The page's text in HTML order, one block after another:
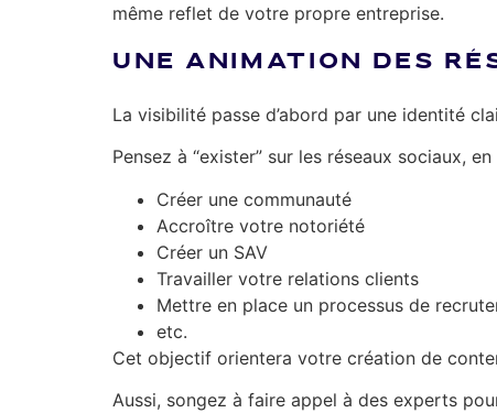
même reflet de votre propre entreprise.
UNE ANIMATION DES
La visibilité passe d’abord par une identité
Pensez à “exister” sur les réseaux sociaux,
Créer une communauté
Accroître votre notoriété
Créer un SAV
Travailler votre relations clients
Mettre en place un processus de
etc.
Cet objectif orientera votre création de
Aussi, songez à faire appel à des experts